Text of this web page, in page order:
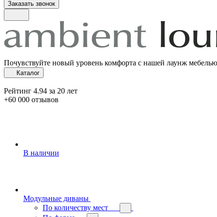
Заказать звонок
Почувствуйте новый уровень комфорта с нашей лаунж мебелью
Каталог
Рейтинг 4.94 за 20 лет
+60 000 отзывов
В наличии
Модульные диваны
По количеству мест